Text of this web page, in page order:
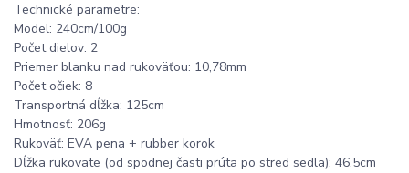
Technické parametre:
Model: 240cm/100g
Počet dielov: 2
Priemer blanku nad rukoväťou: 10,78mm
Počet očiek: 8
Transportná dĺžka: 125cm
Hmotnosť: 206g
Rukoväť: EVA pena + rubber korok
Dĺžka rukoväte (od spodnej časti prúta po stred sedla): 46,5cm